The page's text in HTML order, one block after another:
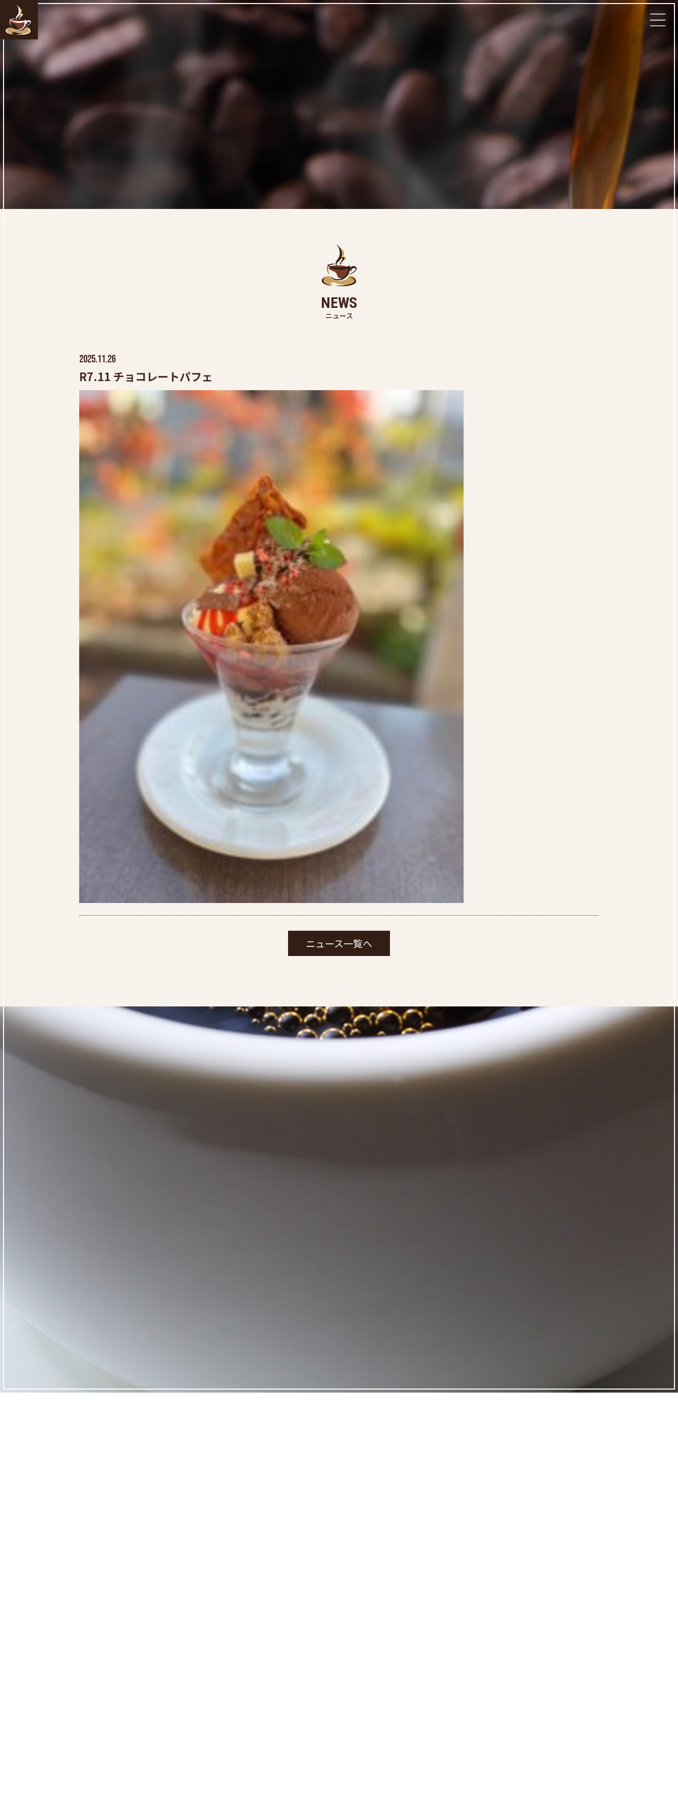
NEWS
ニュース
2025.11.26
R7.11 チョコレートパフェ
ニュース一覧へ